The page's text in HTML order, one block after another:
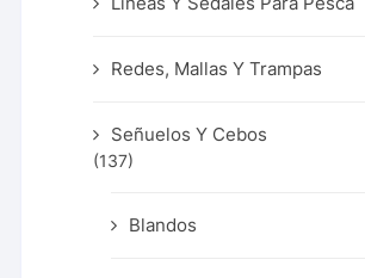
Redes, Mallas Y Trampas
Señuelos Y Cebos
(137)
Blandos